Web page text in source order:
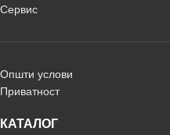
Сервис
Општи услови
Приватност
КАТАЛОГ